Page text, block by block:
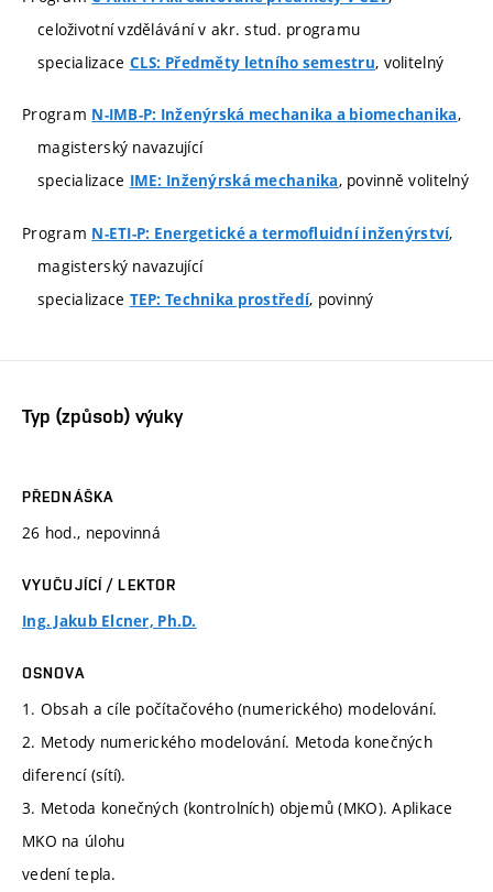
celoživotní vzdělávání v akr. stud. programu
specializace CLS: Předměty letního semestru, volitelný
Program N-IMB-P: Inženýrská mechanika a biomechanika,
magisterský navazující
specializace IME: Inženýrská mechanika, povinně volitelný
Program N-ETI-P: Energetické a termofluidní inženýrství,
magisterský navazující
specializace TEP: Technika prostředí, povinný
Typ (způsob) výuky
PŘEDNÁŠKA
26 hod., nepovinná
VYUČUJÍCÍ / LEKTOR
Ing. Jakub Elcner, Ph.D.
OSNOVA
1. Obsah a cíle počítačového (numerického) modelování.
2. Metody numerického modelování. Metoda konečných
diferencí (sítí).
3. Metoda konečných (kontrolních) objemů (MKO). Aplikace
MKO na úlohu
vedení tepla.